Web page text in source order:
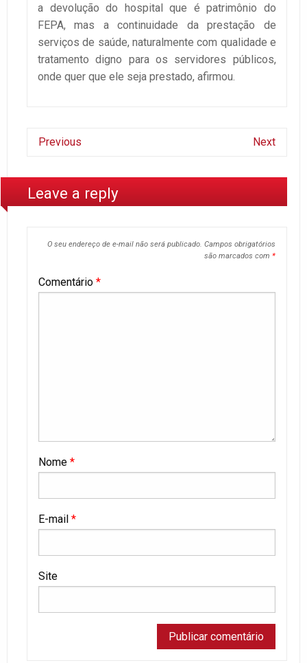
a devolução do hospital que é patrimônio do
FEPA, mas a continuidade da prestação de
serviços de saúde, naturalmente com qualidade e
tratamento digno para os servidores públicos,
onde quer que ele seja prestado, afirmou.
Previous Next
Leave a reply
O seu endereço de e-mail não será publicado. Campos obrigatórios
são marcados com *
Comentário *
Nome *
E-mail *
Site